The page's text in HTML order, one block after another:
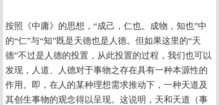
按照《中庸》的思想，“成己，仁也。成物，知也”中
的“仁”与“知”既是天德也是人德。但如果这里的“天
德”不过是人德的投置，从此投置的过程，我们也可以
发现，人道、人德对于事物之存在具有一种本源性的
作用。即，在人的某种理想需求推动下，一种天道及
其创生事物的观念得以呈现。这说明，天和天道（事